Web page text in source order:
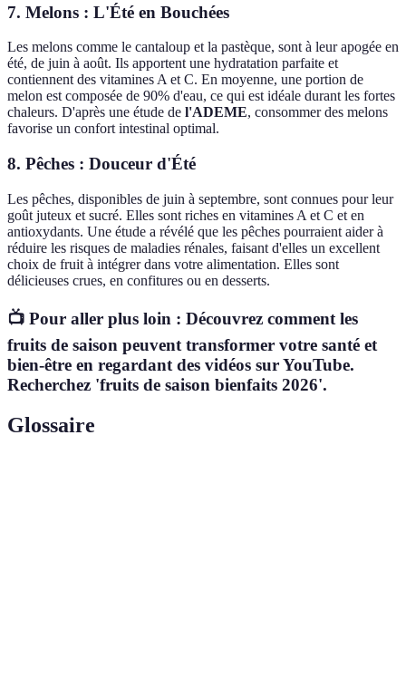
7. Melons : L'Été en Bouchées
Les melons comme le cantaloup et la pastèque, sont à leur apogée en
été, de juin à août. Ils apportent une hydratation parfaite et
contiennent des vitamines A et C. En moyenne, une portion de
melon est composée de 90% d'eau, ce qui est idéale durant les fortes
chaleurs. D'après une étude de l'ADEME, consommer des melons
favorise un confort intestinal optimal.
8. Pêches : Douceur d'Été
Les pêches, disponibles de juin à septembre, sont connues pour leur
goût juteux et sucré. Elles sont riches en vitamines A et C et en
antioxydants. Une étude a révélé que les pêches pourraient aider à
réduire les risques de maladies rénales, faisant d'elles un excellent
choix de fruit à intégrer dans votre alimentation. Elles sont
délicieuses crues, en confitures ou en desserts.
📺 Pour aller plus loin : Découvrez comment les
fruits de saison peuvent transformer votre santé et
bien-être en regardant des vidéos sur YouTube.
Recherchez 'fruits de saison bienfaits 2026'.
Glossaire